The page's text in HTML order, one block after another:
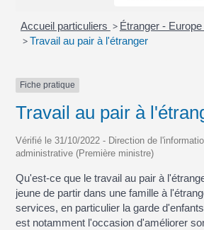
Accueil particuliers > Étranger - Europe
>Travail au pair à l'étranger
Fiche pratique
Travail au pair à
Vérifié le 31/10/2022 - Direction de
administrative (Première ministre)
Qu'est-ce que le travail au pair à
jeune de partir dans une famille à
services, en particulier la garde
est notamment l'occasion d'améliorer